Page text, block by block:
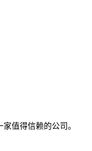
值得信赖的公司。